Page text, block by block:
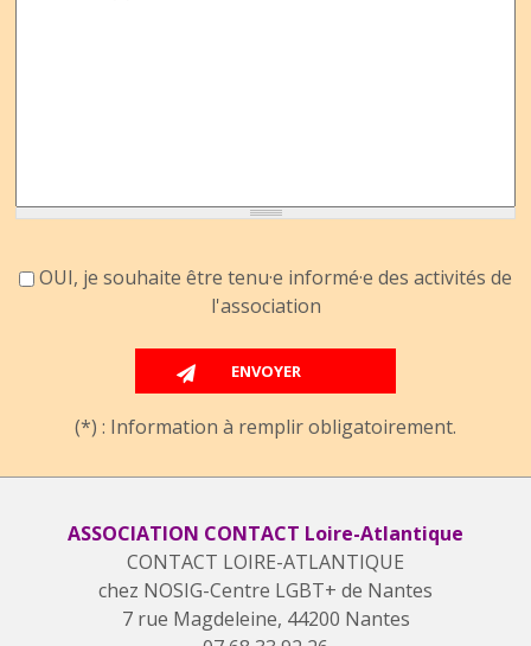
Accord information
OUI, je souhaite être tenu·e informé·e des activités de
l'association
(*) : Information à remplir obligatoirement.
ASSOCIATION CONTACT Loire-Atlantique
CONTACT LOIRE-ATLANTIQUE
chez NOSIG-Centre LGBT+ de Nantes
7 rue Magdeleine, 44200 Nantes